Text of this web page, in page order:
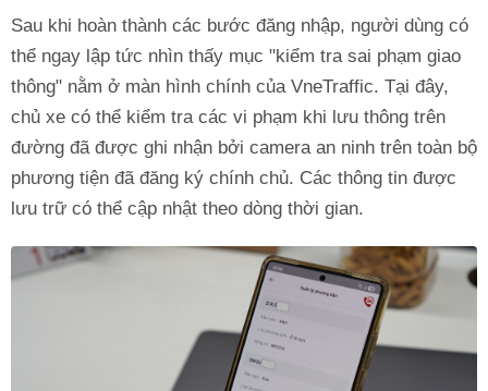
Sau khi hoàn thành các bước đăng nhập, người dùng có
thể ngay lập tức nhìn thấy mục "kiểm tra sai phạm giao
thông" nằm ở màn hình chính của VneTraffic. Tại đây,
chủ xe có thể kiểm tra các vi phạm khi lưu thông trên
đường đã được ghi nhận bởi camera an ninh trên toàn bộ
phương tiện đã đăng ký chính chủ. Các thông tin được
lưu trữ có thể cập nhật theo dòng thời gian.